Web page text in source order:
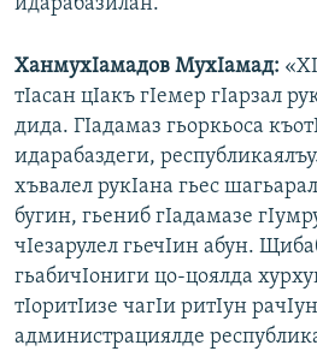
идарабазилан.
ХанмухIамадов МухIамад:
тIасан цIакъ гIемер гIарзал
дида. ГIадамаз гьоркьоса
идарабаздеги,
хъвалел рукIана гьес
бугин, гьениб гIадамазе
чIезарулел гьечIин абун.
гьабичIониги цо-цоялда
тIоритIизе чагIи ритIун
администрациялде